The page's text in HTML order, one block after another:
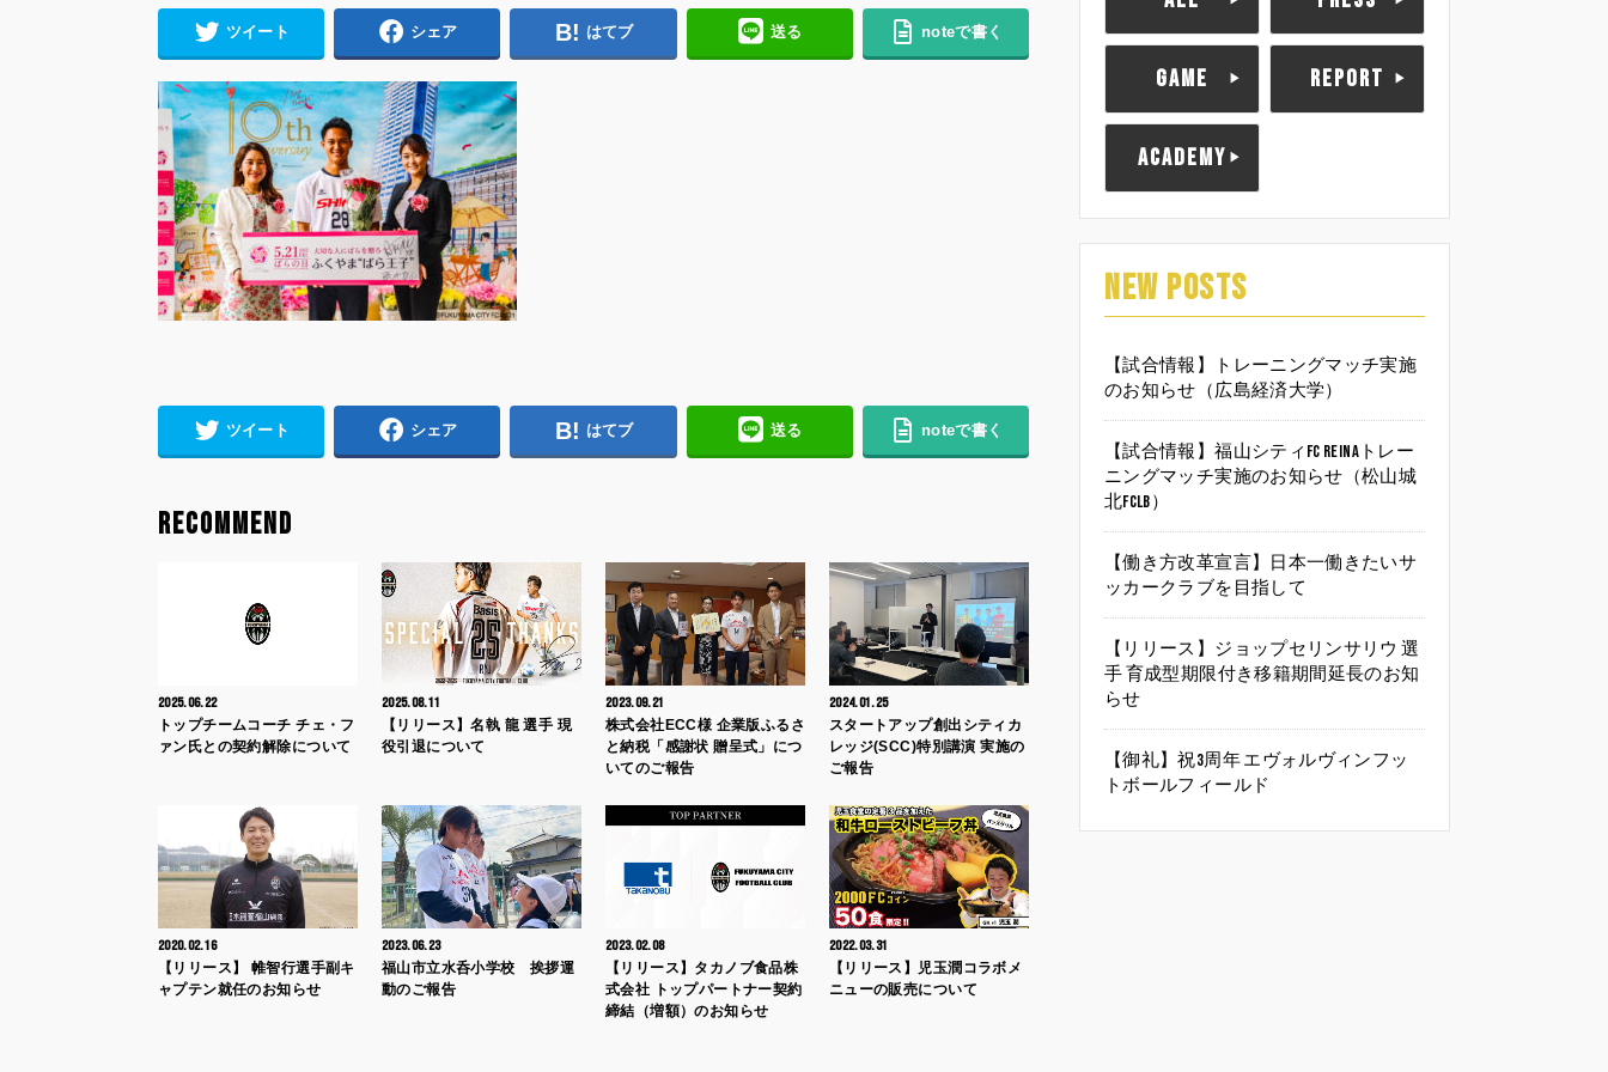
ツイート シェア はてブ 送る noteで書く
ツイート シェア はてブ 送る noteで書く
RECOMMEND
2025.06.22
トップチームコーチ チェ・フ
ァン氏との契約解除について
2025.08.11
【リリース】名執 龍 選手 現
役引退について
2023.09.21
株式会社ECC様 企業版ふるさ
と納税「感謝状 贈呈式」につ
いてのご報告
2024.01.25
スタートアップ創出シティカ
レッジ(SCC)特別講演 実施の
ご報告
2020.02.16
【リリース】 帷智行選手副キ
ャプテン就任のお知らせ
2023.06.23
福山市立水呑小学校 挨拶運
動のご報告
2023.02.08
【リリース】タカノブ食品株
式会社 トップパートナー契約
締結（増額）のお知らせ
2022.03.31
【リリース】児玉潤コラボメ
ニューの販売について
GAME REPORT
ACADEMY
NEW POSTS
【試合情報】トレーニングマッチ実施
のお知らせ（広島経済大学）
【試合情報】福山シティFC Reinaトレー
ニングマッチ実施のお知らせ（松山城
北FCLB）
【働き方改革宣言】日本一働きたいサ
ッカークラブを目指して
【リリース】ジョップセリンサリウ 選
手 育成型期限付き移籍期間延長のお知
らせ
【御礼】祝3周年 エヴォルヴィンフッ
トボールフィールド